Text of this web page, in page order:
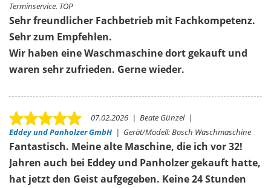
Terminservice. TOP
Sehr freundlicher Fachbetrieb mit Fachkompetenz.
Sehr zum Empfehlen.
Wir haben eine Waschmaschine dort gekauft und
waren sehr zufrieden. Gerne wieder.
07.02.2026 | Beate Günzel|
Eddey und Panholzer GmbH | Gerät/Modell:Bosch Waschmaschine
Fantastisch. Meine alte Maschine, die ich vor 32!
Jahren auch bei Eddey und Panholzer gekauft hatte,
hat jetzt den Geist aufgegeben. Keine 24 Stunden